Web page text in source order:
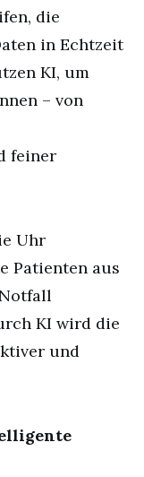
die
in Echtzeit
KI, um
– von
feiner
Uhr
Patienten aus
KI wird die
und